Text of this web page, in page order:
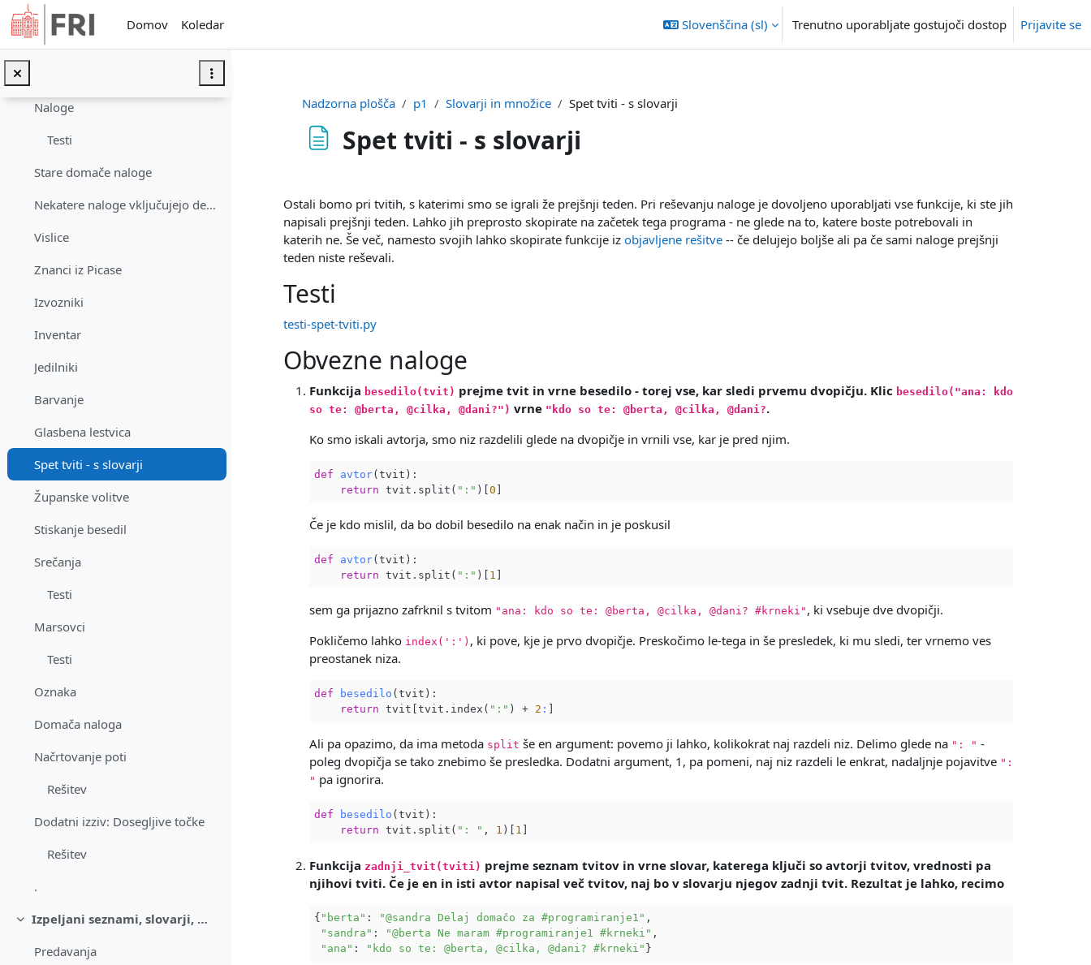
Preskoči na glavno vsebino
Domov
Koledar Slovenščina ‎(sl)‎ Trenutno uporabljate gostujoči dostop Prijavite se
Za tiste, ki že znajo programirati
Skrajšani zapiski
Naloge
Testi
Stare domače naloge
Nekatere naloge vključujejo delo z datotekami, ki ...
Vislice
Znanci iz Picase
Izvozniki
Inventar
Jedilniki
Barvanje
Glasbena lestvica
Spet tviti - s slovarji
Županske volitve
Stiskanje besedil
Srečanja
Testi
Marsovci
Testi
Oznaka
Domača naloga
Načrtovanje poti
Rešitev
Dodatni izziv: Dosegljive točke
Rešitev
.
Skrči
Izpeljani seznami, slovarji, množice; generatorji
Predavanja
Nadzorna plošča p1 Slovarji in množice Spet tviti - s slovarji
Spet tviti - s slovarji
Ostali bomo pri tvitih, s katerimi smo se igrali že prejšnji teden. Pri reševanju naloge je dovoljeno uporabljati vse funkcije, ki ste jih
napisali prejšnji teden. Lahko jih preprosto skopirate na začetek tega programa - ne glede na to, katere boste potrebovali in
katerih ne. Še več, namesto svojih lahko skopirate funkcije iz objavljene rešitve-- če delujejo boljše ali pa če sami naloge prejšnji
teden niste reševali.
Testi
testi-spet-tviti.py
Obvezne naloge
Funkcija besedilo(tvit) prejme tvit in vrne besedilo - torej vse, kar sledi prvemu dvopičju. Klic besedilo("ana: kdo
so te: @berta, @cilka, @dani?") vrne "kdo so te: @berta, @cilka, @dani?.
Ko smo iskali avtorja, smo niz razdelili glede na dvopičje in vrnili vse, kar je pred njim.
def avtor(tvit) :
return tvit.split( ":" )[0
Če je kdo mislil, da bo dobil besedilo na enak način in je poskusil
def avtor(tvit) :
return tvit.split( ":" )[ 1
sem ga prijazno zafrknil s tvitom "ana: kdo so te: @berta, @cilka, @dani? #krneki" , ki vsebuje dve dvopičji.
Pokličemo lahko index(':') , ki pove, kje je prvo dvopičje. Preskočimo le-tega in še presledek, ki mu sledi, ter vrnemo ves
preostanek niza.
def besedilo (tvit) :
return tvit[tvit.index( ":" ) + 2 :
Ali pa opazimo, da ima metoda split še en argument: povemo ji lahko, kolikokrat naj razdeli niz. Delimo glede na ": " -
poleg dvopičja se tako znebimo še presledka. Dodatni argument, 1, pa pomeni, naj niz razdeli le enkrat, nadaljnje pojavitve ":
" pa ignorira.
def besedilo (tvit) :
return tvit.split( ": " , 1 )[ 1
Funkcija zadnji_tvit(tviti) prejme seznam tvitov in vrne slovar, katerega ključi so avtorji tvitov, vrednosti pa
njihovi tviti. Če je en in isti avtor napisal več tvitov, naj bo v slovarju njegov zadnji tvit. Rezultat je lahko, recimo
{ "berta" : "@sandra Delaj domačo za #programiranje1" ,
"sandra" : "@berta Ne maram #programiranje1 #krneki" ,
"ana" : "kdo so te: @berta, @cilka, @dani? #krneki"